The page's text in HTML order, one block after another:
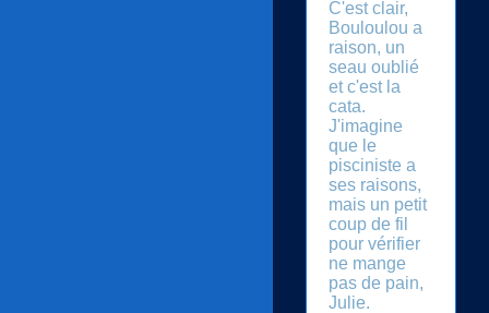
C'est clair,
Bouloulou a
raison, un
seau oublié
et c'est la
cata.
J'imagine
que le
pisciniste a
ses raisons,
mais un petit
coup de fil
pour vérifier
ne mange
pas de pain,
Julie.